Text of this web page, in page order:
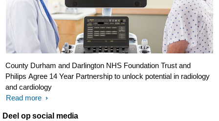
County Durham and Darlington NHS Foundation Trust and
Philips Agree 14 Year Partnership to unlock potential in radiology
and cardiology
Read more
Deel op social media